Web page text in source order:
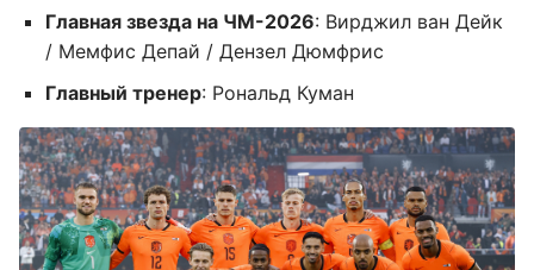
Главная звезда на ЧМ-2026: Вирджил ван Дейк
/ Мемфис Депай / Дензел Дюмфрис
Главный тренер: Рональд Куман